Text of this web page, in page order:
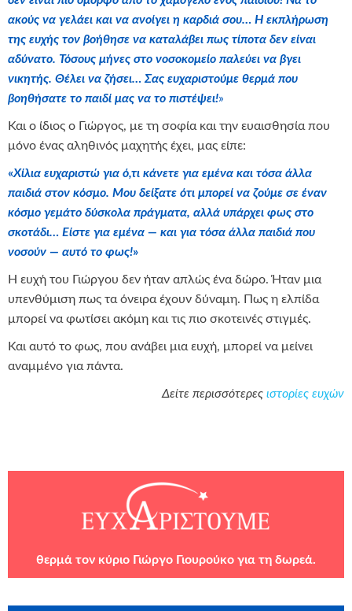
ακούς να γελάει και να ανοίγει η καρδιά σου… Η εκπλήρωση
της ευχής τον βοήθησε να καταλάβει πως τίποτα δεν είναι
αδύνατο. Τόσους μήνες στο νοσοκομείο παλεύει να βγει
νικητής. Θέλει να ζήσει… Σας ευχαριστούμε θερμά που
βοηθήσατε το παιδί μας να το πιστέψει!»
Και ο ίδιος ο Γιώργος, με τη σοφία και την ευαισθησία που
μόνο ένας αληθινός μαχητής έχει, μας είπε:
«Χίλια ευχαριστώ για ό,τι κάνετε για εμένα και τόσα άλλα
παιδιά στον κόσμο. Μου δείξατε ότι μπορεί να ζούμε σε έναν
κόσμο γεμάτο δύσκολα πράγματα, αλλά υπάρχει φως στο
σκοτάδι… Είστε για εμένα — και για τόσα άλλα παιδιά που
νοσούν — αυτό το φως!»
Η ευχή του Γιώργου δεν ήταν απλώς ένα δώρο. Ήταν μια
υπενθύμιση πως τα όνειρα έχουν δύναμη. Πως η ελπίδα
μπορεί να φωτίσει ακόμη και τις πιο σκοτεινές στιγμές.
Και αυτό το φως, που ανάβει μια ευχή, μπορεί να μείνει
αναμμένο για πάντα.
Δείτε περισσότερες ιστορίες ευχών
θερμά τον κύριο Γιώργο Γιουρούκο για τη δωρεά.